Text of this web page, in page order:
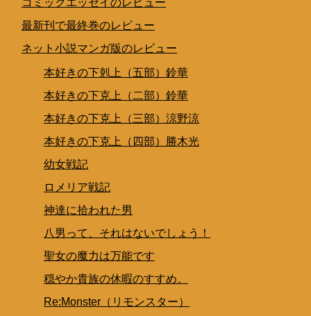
最新刊で最終巻のレビュー
ネット小説マンガ版のレビュー
本好きの下剋上（五部）鈴華
本好きの下克上（二部）鈴華
本好きの下克上（三部）涼野涼
本好きの下克上（四部）勝木光
幼女戦記
ロメリア戦記
神達に拾われた男
八男って、それはないでしょう！
聖女の魔力は万能です
穏やか貴族の休暇のすすめ。
Re:Monster（リモンスター）